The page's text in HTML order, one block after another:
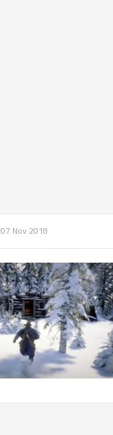
07 Nov 2018